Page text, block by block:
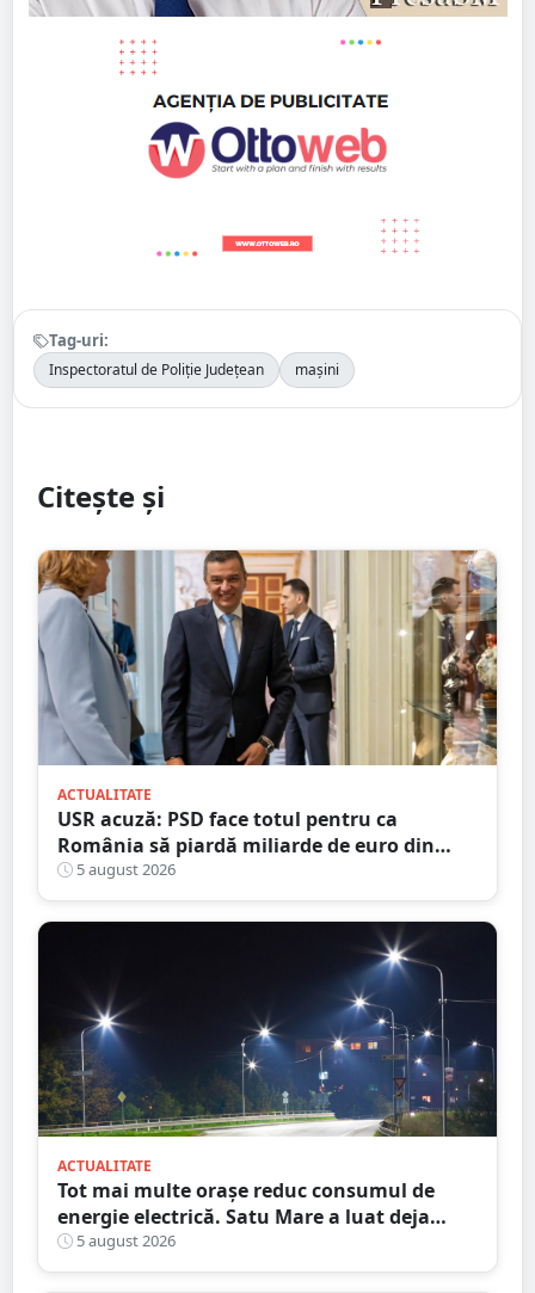
Tag-uri:
Inspectoratul de Poliție Județean mașini
Citește și
ACTUALITATE
USR acuză: PSD face totul pentru ca
România să piardă miliarde de euro din
PNRR
5 august 2026
ACTUALITATE
Tot mai multe orașe reduc consumul de
energie electrică. Satu Mare a luat deja
măsuri. Cu ce soluții au venit ceilalți
primari
5 august 2026